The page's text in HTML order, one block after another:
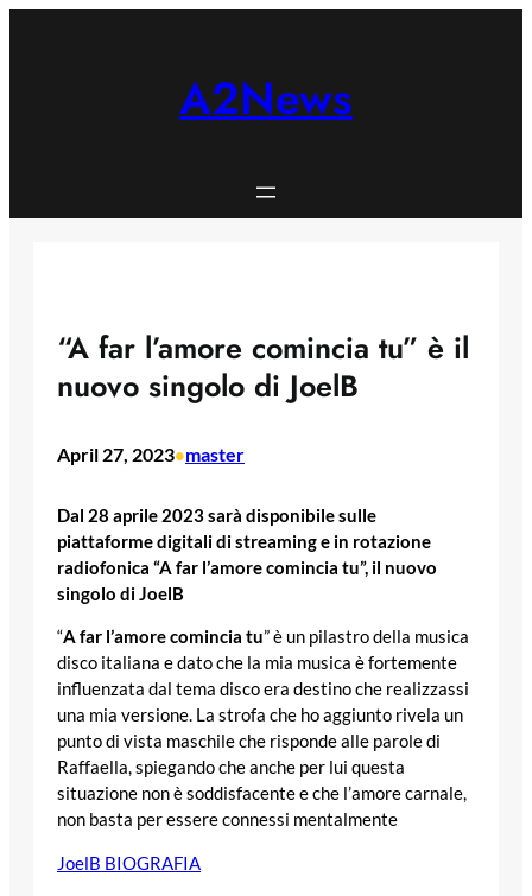
A2News
“A far l’amore comincia tu” è il
nuovo singolo di JoelB
April 27, 2023•master
Dal 28 aprile 2023 sarà disponibile sulle
piattaforme digitali di streaming e in rotazione
radiofonica “A far l’amore comincia tu”, il nuovo
singolo di JoelB
“A far l’amore comincia tu” è un pilastro della musica
disco italiana e dato che la mia musica è fortemente
influenzata dal tema disco era destino che realizzassi
una mia versione. La strofa che ho aggiunto rivela un
punto di vista maschile che risponde alle parole di
Raffaella, spiegando che anche per lui questa
situazione non è soddisfacente e che l’amore carnale,
non basta per essere connessi mentalmente
JoelB BIOGRAFIA